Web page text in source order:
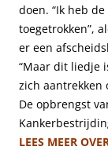
doen. “Ik heb
toegetrokken”,
er een
“Maar dit liedje
zich aantrekken
De opbrengst
LEES MEER